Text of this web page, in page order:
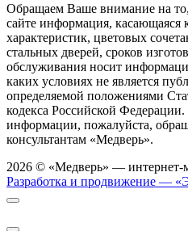
Обращаем Ваше внимание на то,
сайте информация, касающаяся
характеристик, цветовых
стальных дверей, сроков
обслуживания носит
каких условиях не является
определяемой положениями
кодекса Российской
информации, пожалуйста,
консультантам «Медверь».
2026 © «Медверь» — интернет-
Разработка и продвижение —